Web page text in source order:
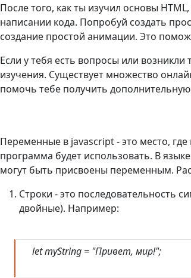
После того, как ты изучил основы
написании кода. Попробуй создать
создание простой анимации. Это
Если у тебя есть вопросы или
изучения. Существует множество
помочь тебе получить
Переменные в jаvascript - это место,
программа будет использовать. В
могут быть присвоены переменным.
Строки - это последовательность
двойные). Например:
let myString = "Привет, мир!";